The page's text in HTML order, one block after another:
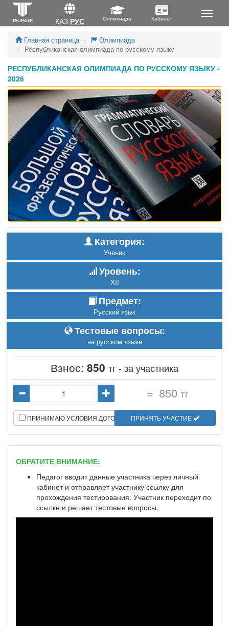
Главная страница
Олимпиада
Республиканская олимпиада по русскому языку
РЕСПУБЛИКАНСКАЯ ОЛИМПИАДА ПО РУССКОМУ ЯЗЫКУ -
2026
Категория:
Ученик
Уровень:
XII
Предмет:
Русский язык
Тестовые вопросы:
на русском языке
Взнос: 850 тг - за участника
= 850 тг
ПРИНИМАЮ УСЛОВИЯ ДОГОВОРА ПРИНЯТЬ УЧАСТИЕ
ОБРАТИТЕ ВНИМАНИЕ:
Педагог вводит данные участника через личный
кабинет и отправляет участнику ссылку для
прохождения тестирования. Участник переходит по
ссылке и решает тестовые вопросы.
ҚАЗ РУС